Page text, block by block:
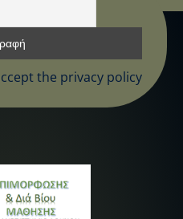
the privacy policy